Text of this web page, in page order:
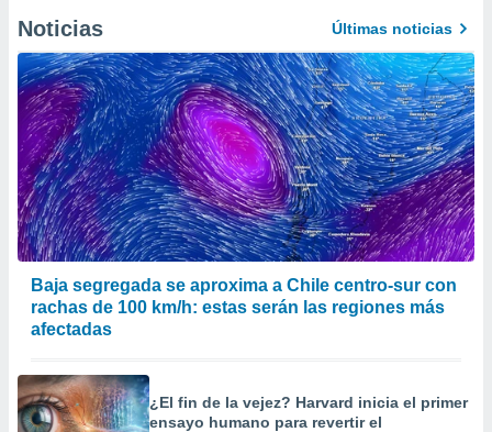
Noticias Últimas noticias
Baja segregada se aproxima a Chile centro-sur con
rachas de 100 km/h: estas serán las regiones más
afectadas
¿El fin de la vejez? Harvard inicia el primer
ensayo humano para revertir el